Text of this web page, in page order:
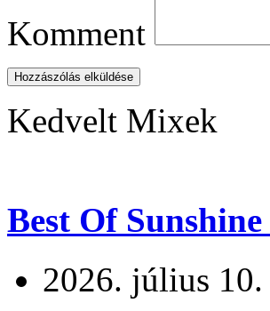
Komment
Hozzászólás elküldése
Kedvelt Mixek
Best Of
2026. július 10.